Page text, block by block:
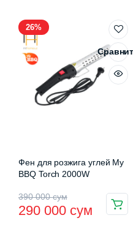
26%
Фен для розжига углей My
BBQ Torch 2000W
390 000сум
Первоначальная
цена
290 000 сум
Текущая
цена: